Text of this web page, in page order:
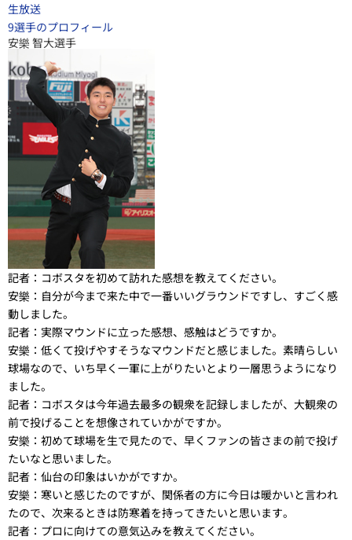
生放送
9選手のプロフィール
安樂 智大選手
記者： コボスタを初めて訪れた感想を教えてください。
安樂： 自分が今まで来た中で一番いいグラウンドですし、すごく感
動しました。
記者： 実際マウンドに立った感想、感触はどうですか。
安樂： 低くて投げやすそうなマウンドだと感じました。素晴らしい
球場なので、いち早く一軍に上がりたいとより一層思うようになり
ました。
記者： コボスタは今年過去最多の観衆を記録しましたが、大観衆の
前で投げることを想像されていかがですか。
安樂： 初めて球場を生で見たので、早くファンの皆さまの前で投げ
たいなと思いました。
記者： 仙台の印象はいかがですか。
安樂： 寒いと感じたのですが、関係者の方に今日は暖かいと言われ
たので、次来るときは防寒着を持ってきたいと思います。
記者： プロに向けての意気込みを教えてください。